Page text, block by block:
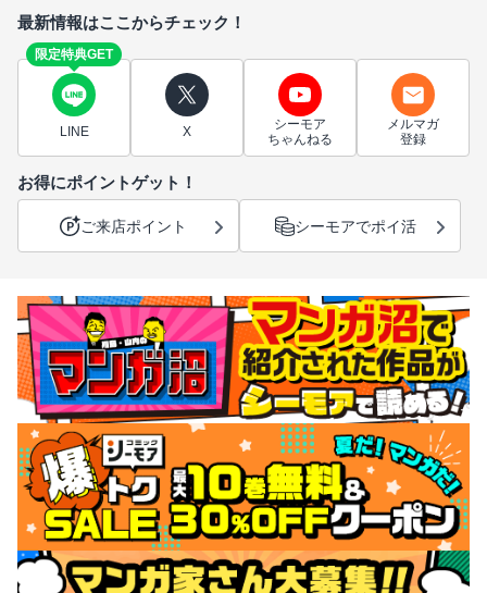
最新情報はここからチェック！
限定特典GET
LINE X
シーモア
ちゃんねる
メルマガ
登録
お得にポイントゲット！
ご来店ポイント シーモアでポイ活